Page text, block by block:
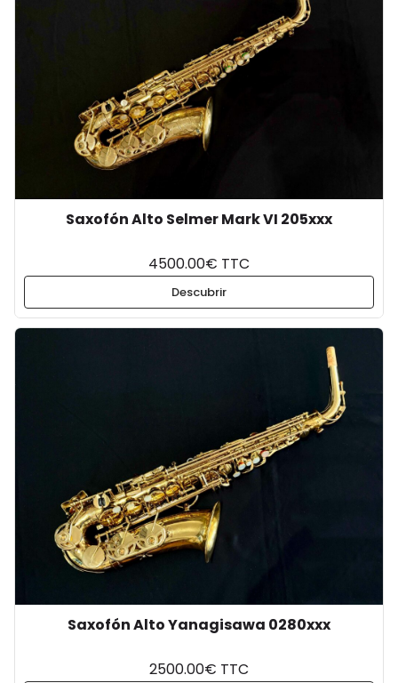
Saxofón Alto Selmer Mark VI 205xxx
4500.00€ TTC
Descubrir
Saxofón Alto Yanagisawa 0280xxx
2500.00€ TTC